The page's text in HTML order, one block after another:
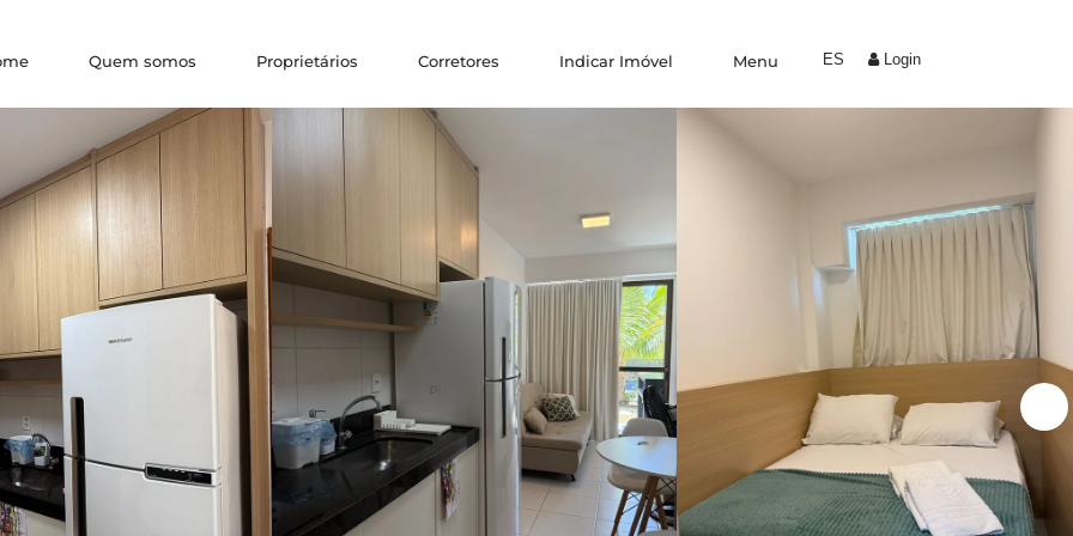
ES Login
Quem somos Proprietários Corretores Indicar Imóvel Menu
Experiências
Indique um amigo
Área do proprietário
Blog
Fale conosco